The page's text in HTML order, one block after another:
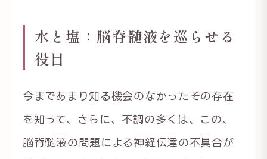
水と塩：脳脊髄液を巡らせる
役目
今まであまり知る機会のなかったその存在
を知って、さらに、不調の多くは、この、
脳脊髄液の問題による神経伝達の不具合が